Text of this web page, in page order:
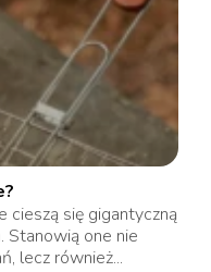
cieszą się gigantyczną
Stanowią one nie
lecz również...